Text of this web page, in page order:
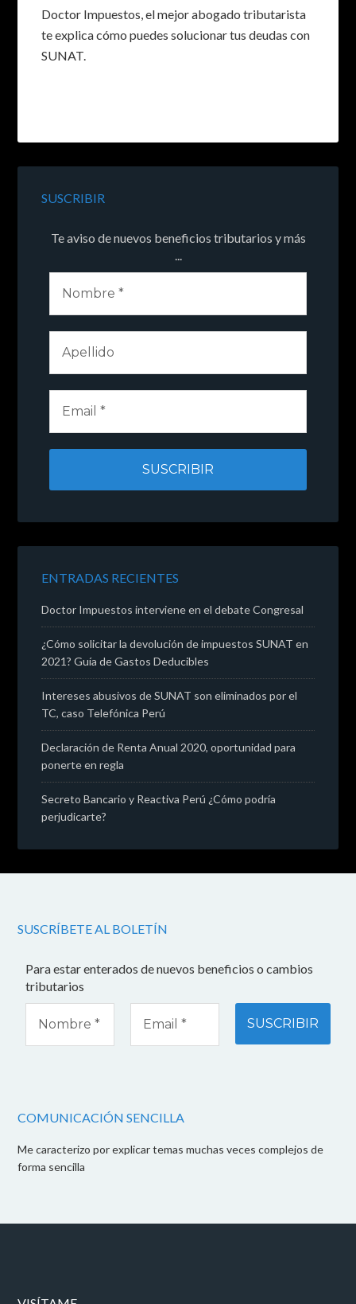
Doctor Impuestos, el mejor abogado tributarista
te explica cómo puedes solucionar tus deudas con
SUNAT.
SUSCRIBIR
Te aviso de nuevos beneficios tributarios y más
...
ENTRADAS RECIENTES
Doctor Impuestos interviene en el debate Congresal
¿Cómo solicitar la devolución de impuestos SUNAT en
2021? Guía de Gastos Deducibles
Intereses abusivos de SUNAT son eliminados por el
TC, caso Telefónica Perú
Declaración de Renta Anual 2020, oportunidad para
ponerte en regla
Secreto Bancario y Reactiva Perú ¿Cómo podría
perjudicarte?
SUSCRÍBETE AL BOLETÍN
Para estar enterados de nuevos beneficios o cambios
tributarios
COMUNICACIÓN SENCILLA
Me caracterizo por explicar temas muchas veces complejos de
forma sencilla